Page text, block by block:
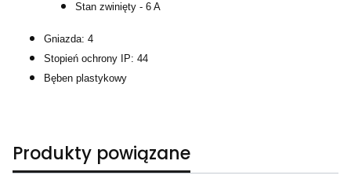
Stan zwinięty - 6 A
Gniazda: 4
Stopień ochrony IP: 44
Bęben plastykowy
Produkty powiązane